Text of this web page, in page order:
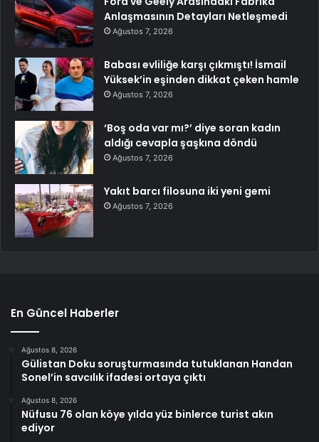
Anlaşmasının Detayları Netleşmedi
Ağustos 7, 2026
Babası evliliğe karşı çıkmıştı! İsmail
Yüksek’in eşinden dikkat çeken hamle
Ağustos 7, 2026
‘Boş oda var mı?’ diye soran kadın
aldığı cevapla şaşkına döndü
Ağustos 7, 2026
Yakıt barcı filosuna iki yeni gemi
Ağustos 7, 2026
En Güncel Haberler
Ağustos 8, 2026
Gülistan Doku soruşturmasında tutuklanan Handan
Sonel’in savcılık ifadesi ortaya çıktı
Ağustos 8, 2026
Nüfusu 76 olan köye yılda yüz binlerce turist akın
ediyor